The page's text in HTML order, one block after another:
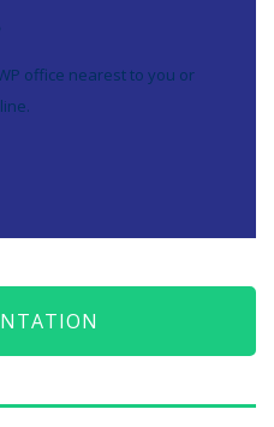
office nearest to you or